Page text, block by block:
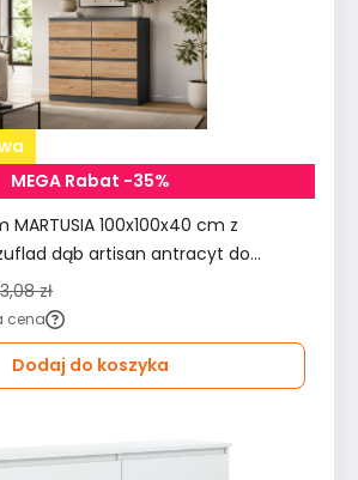
MEGA Rabat -35%
100x100x40 cm z
dąb artisan antracyt do
zł
cena
Dodaj do koszyka